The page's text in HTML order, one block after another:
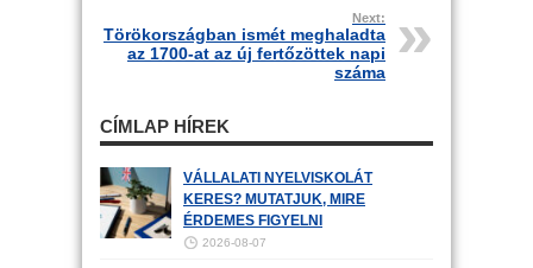
Next:
Törökországban ismét meghaladta
az 1700-at az új fertőzöttek napi
száma
CÍMLAP HÍREK
VÁLLALATI NYELVISKOLÁT
KERES? MUTATJUK, MIRE
ÉRDEMES FIGYELNI
2026-08-07